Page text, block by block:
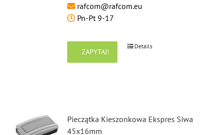
rafcom@rafcom.eu
Pn-Pt 9-17
ZAPYTAJ!
Details
Pieczątka Kieszonkowa Ekspres Siwa
45x16mm